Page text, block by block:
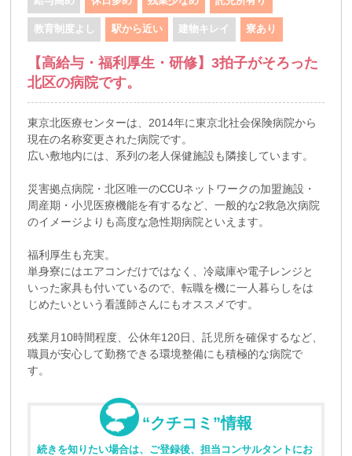
教育制度よし 駅から近い 建物キレイ 寮あり
【高給与・福利厚生・研修】3拍子がそろった
北区の病院です。
東京北医療センターは、2014年に東京北社会保険病院から
現在の名称変更された病院です。
広い敷地内には、系列の老人保健施設も隣接しています。
災害拠点病院・北区唯一のCCUネットワークの加盟施設・
周産期・小児医療機能を有するなど、一般的な2救急次病院
のイメージよりも高度な急性期病院といえます。
福利厚生も充実。
単身寮にはエアコンだけではなく、冷蔵庫や電子レンジと
いった家具も付いているので、転職を機に一人暮らしをは
じめたいという看護師さんにもオススメです。
残業月10時間程度、公休年120日、託児所を確保するなど、
職員が安心して勤務できる環境整備にも積極的な病院で
す。
“クチコミ”情報
続きを知りたい場合は、ご登録後、担当コンサルタントにお